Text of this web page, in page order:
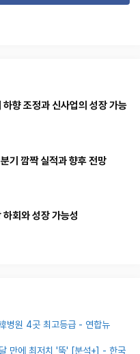
향 조정과 신사업의 성장 가능
깜짝 실적과 향후 전망
회와 성장 가능성
병원 4곳 최고등급 - 연합뉴
만에 최저치 '뚝' [분석+] - 한국